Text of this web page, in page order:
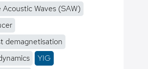
Acoustic Waves (SAW)
demagnetisation
YIG